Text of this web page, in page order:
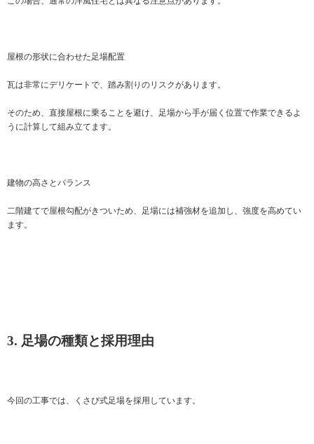
屋根の形状に合わせた足場配置
瓦は非常にデリケートで、踏み割りのリスクがあります。
そのため、直接屋根に乗ることを避け、足場から手が届く位置で作業できるよ
うに計算して組み立てます。
建物の高さとバランス
二階建てで屋根勾配がきついため、足場には補強材を追加し、強度を高めてい
ます。
3. 足場の種類と採用理由
今回の工事では、くさび式足場を採用しています。